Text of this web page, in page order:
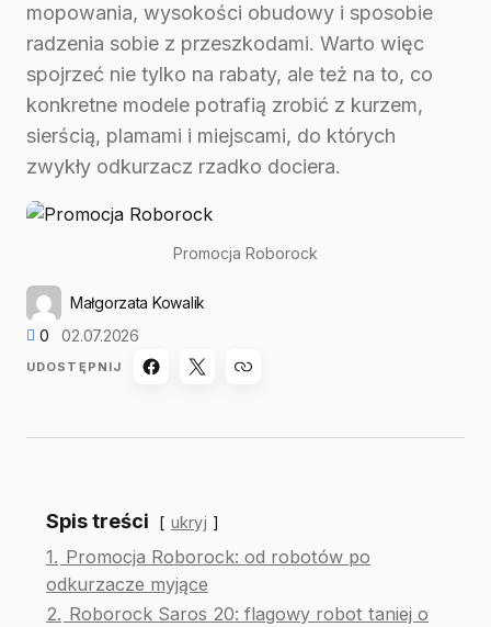
mopowania, wysokości obudowy i sposobie
radzenia sobie z przeszkodami. Warto więc
spojrzeć nie tylko na rabaty, ale też na to, co
konkretne modele potrafią zrobić z kurzem,
sierścią, plamami i miejscami, do których
zwykły odkurzacz rzadko dociera.
Promocja Roborock
Małgorzata Kowalik
0
02.07.2026
UDOSTĘPNIJ
Spis treści ukryj
1. Promocja Roborock: od robotów po
odkurzacze myjące
2. Roborock Saros 20: flagowy robot taniej o